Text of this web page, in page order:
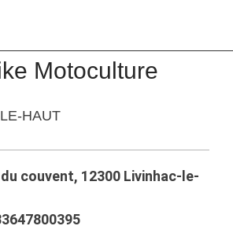
des cookies
Motoculture
HAUT
couvent, 12300 Livinhac-le-